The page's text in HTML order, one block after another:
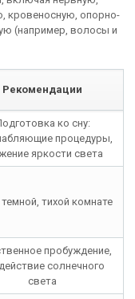
кровеносную, опорно-
(например, волосы и
Рекомендации
ко сну:
процедуры,
яркости света
тихой комнате
пробуждение,
солнечного
света